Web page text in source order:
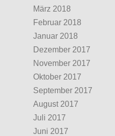
März 2018
Februar 2018
Januar 2018
Dezember 2017
November 2017
Oktober 2017
September 2017
August 2017
Juli 2017
Juni 2017